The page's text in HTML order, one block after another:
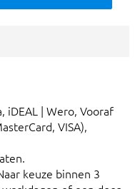
iDEAL | Wero, Vooraf
VISA),
keuze binnen 3